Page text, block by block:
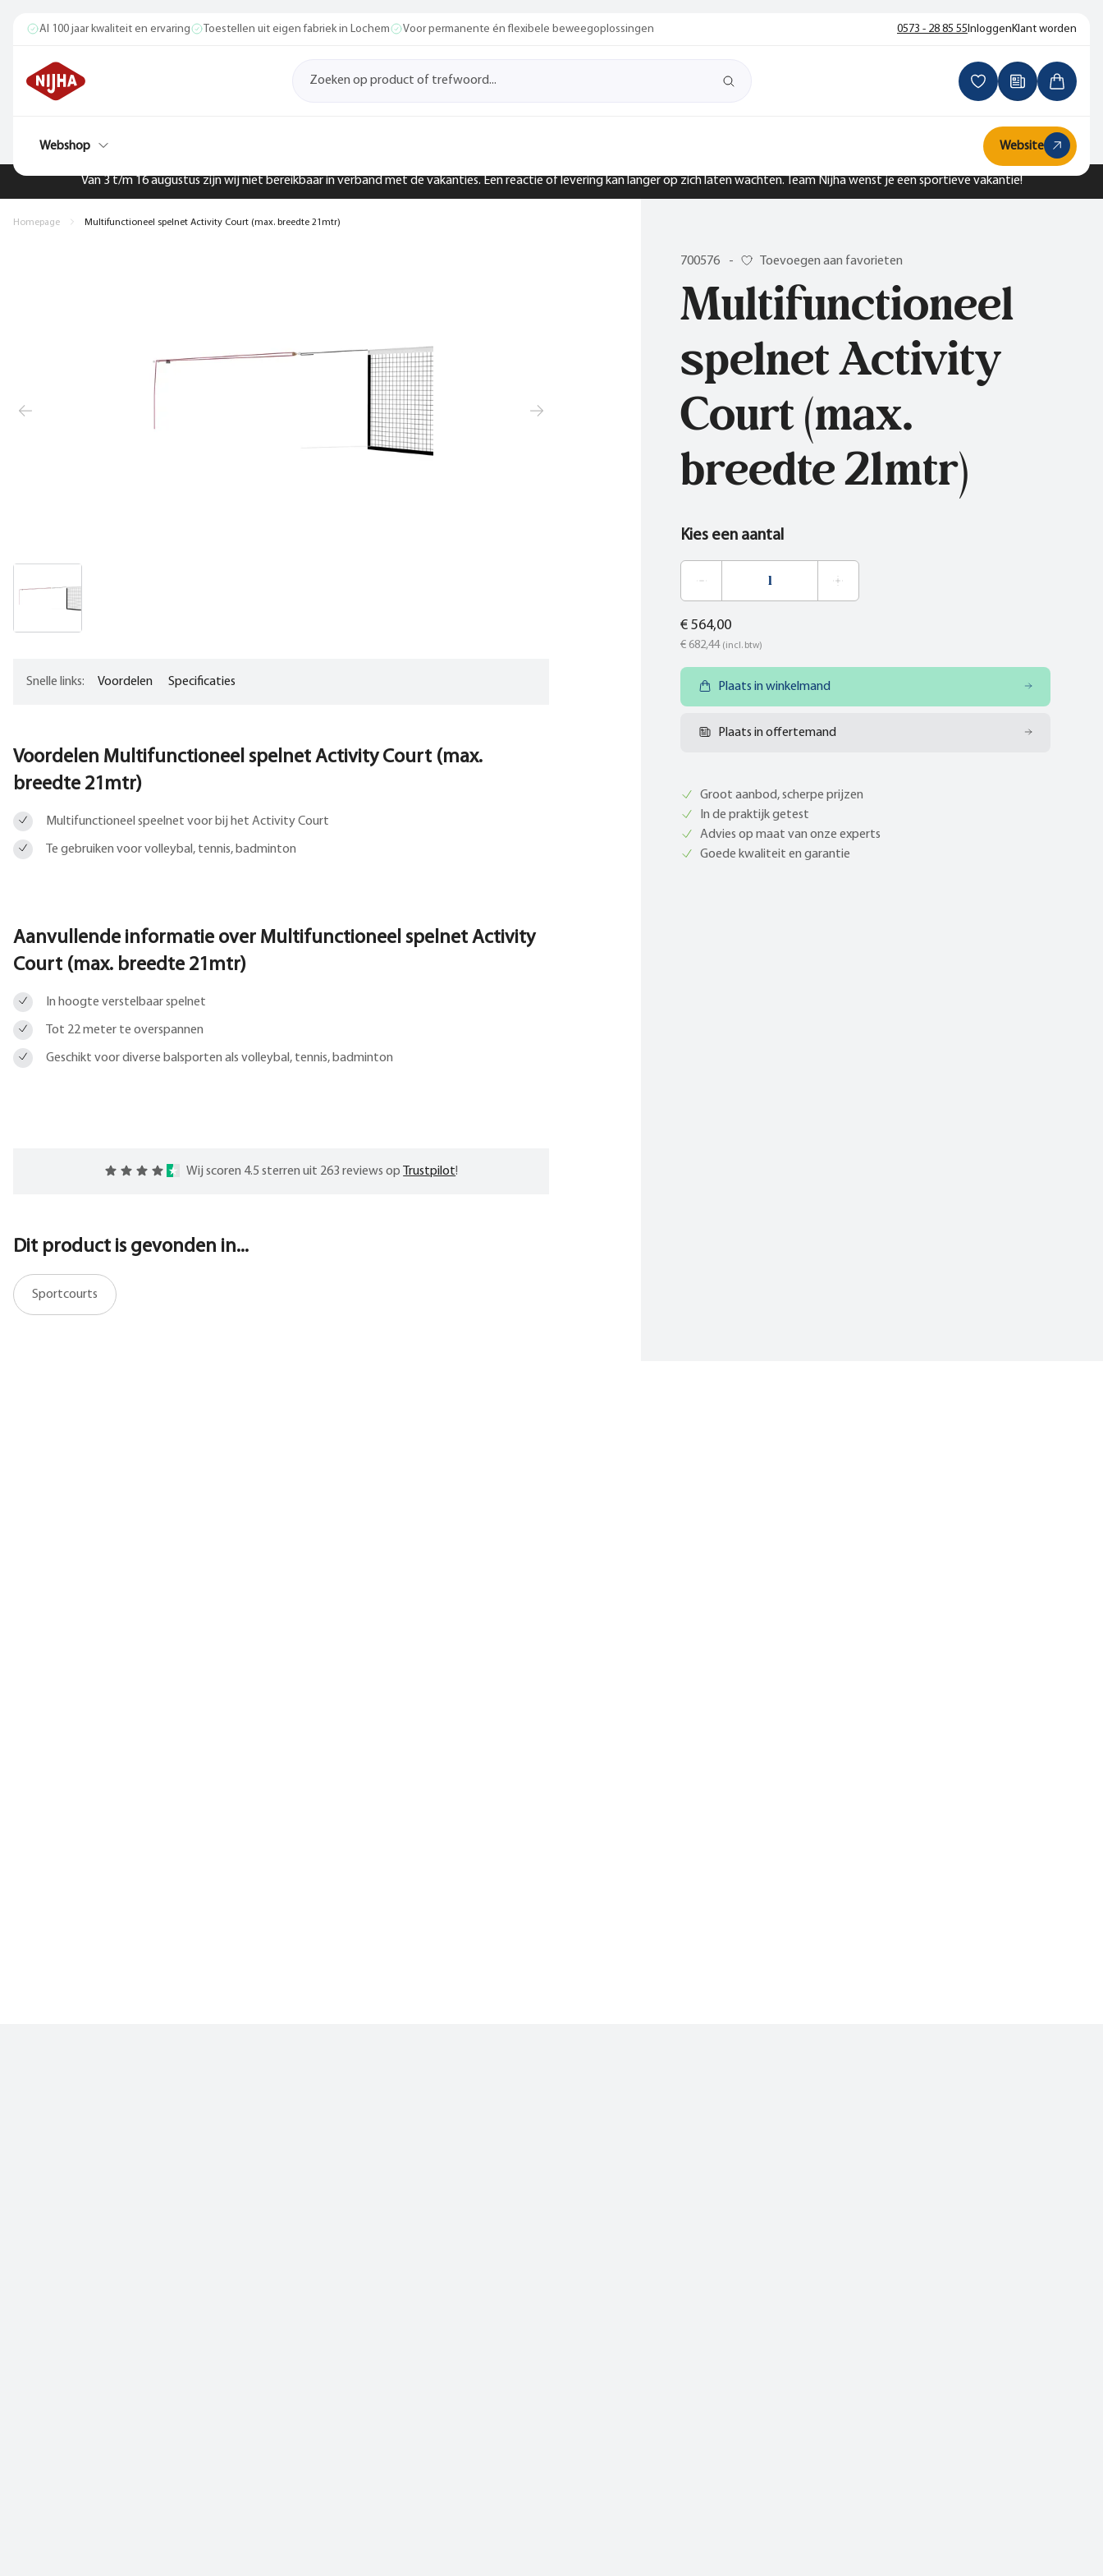
Van 3 t/m 16 augustus zijn wij niet bereikbaar in verband met de vakanties. Een reactie of levering kan langer op zich laten wachten. Team Nijha wenst je een sportieve vakantie!
Al 100 jaar kwaliteit en ervaring Toestellen uit eigen fabriek in Lochem Voor permanente én flexibele beweegoplossingen 0573 - 28 85 55InloggenKlant worden
Webshop Website
700576 - Toevoegen aan favorieten
Multifunctioneel
spelnet Activity
Court (max.
breedte 21mtr)
Kies een aantal
€ 564,00
€ 682,44 (incl. btw)
Plaats in winkelmand
Plaats in offertemand
Groot aanbod, scherpe prijzen
In de praktijk getest
Advies op maat van onze experts
Goede kwaliteit en garantie
Homepage Multifunctioneel spelnet Activity Court (max. breedte 21mtr)
Snelle links: Voordelen Specificaties
Voordelen Multifunctioneel spelnet Activity Court (max.
breedte 21mtr)
Multifunctioneel speelnet voor bij het Activity Court
Te gebruiken voor volleybal, tennis, badminton
Aanvullende informatie over Multifunctioneel spelnet Activity
Court (max. breedte 21mtr)
In hoogte verstelbaar spelnet
Tot 22 meter te overspannen
Geschikt voor diverse balsporten als volleybal, tennis, badminton
Wij scoren 4.5 sterren uit 263 reviews op Trustpilot!
Dit product is gevonden in...
Sportcourts